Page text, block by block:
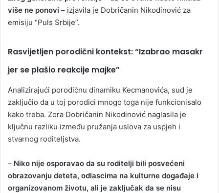
više ne ponovi – izjavila je Dobričanin Nikodinović za
emisiju “Puls Srbije”.
Rasvijetljen porodični kontekst: “Izabrao masakr
jer se plašio reakcije majke”
Analizirajući porodičnu dinamiku Kecmanovića, sud je
zaključio da u toj porodici mnogo toga nije funkcionisalo
kako treba. Zora Dobričanin Nikodinović naglasila je
ključnu razliku između pružanja uslova za uspjeh i
stvarnog roditeljstva.
– Niko nije osporavao da su roditelji bili posvećeni
obrazovanju deteta, odlascima na kulturne događaje i
organizovanom životu, ali je zaključak da se nisu